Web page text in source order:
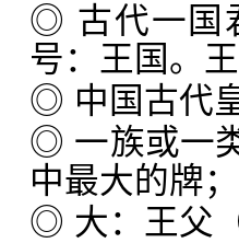
◎ 古代一国
号：王国。
◎ 中国古代
◎ 一族或一
中最大的牌
◎ 大：王父